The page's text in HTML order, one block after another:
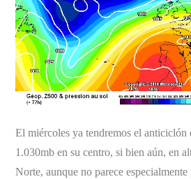
El miércoles ya tendremos el anticiclón
1.030mb en su centro, si bien aún, en
Norte, aunque no parece